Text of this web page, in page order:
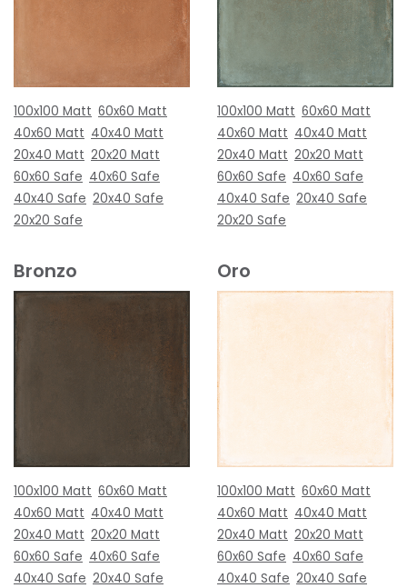
100x100 Matt 60x60 Matt
40x60 Matt 40x40 Matt
20x40 Matt 20x20 Matt
60x60 Safe 40x60 Safe
40x40 Safe 20x40 Safe
20x20 Safe
100x100 Matt 60x60 Matt
40x60 Matt 40x40 Matt
20x40 Matt 20x20 Matt
60x60 Safe 40x60 Safe
40x40 Safe 20x40 Safe
20x20 Safe
Bronzo
100x100 Matt 60x60 Matt
40x60 Matt 40x40 Matt
20x40 Matt 20x20 Matt
60x60 Safe 40x60 Safe
40x40 Safe 20x40 Safe
Oro
100x100 Matt 60x60 Matt
40x60 Matt 40x40 Matt
20x40 Matt 20x20 Matt
60x60 Safe 40x60 Safe
40x40 Safe 20x40 Safe